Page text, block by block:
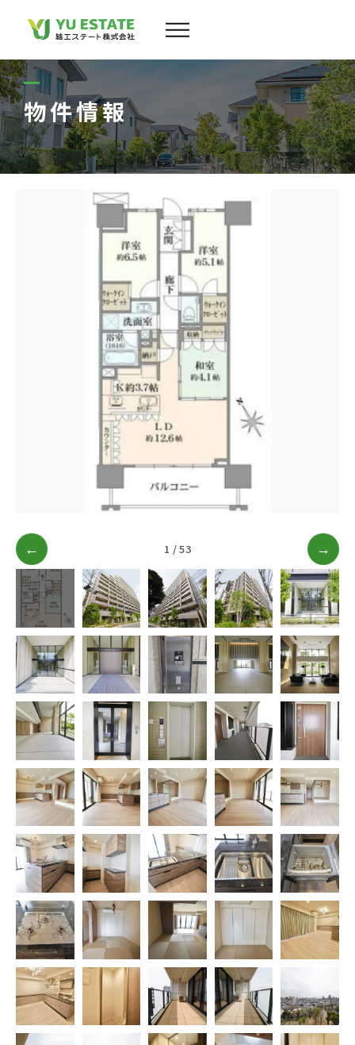
物件情報
← 1 / 53 →
物件情報
実績
お客様の声
よくある質問
ブログ
アクセス
03-6909-2648
営業時間 10：00～19：00（定休日 水曜日）
お問い合わせはこちら